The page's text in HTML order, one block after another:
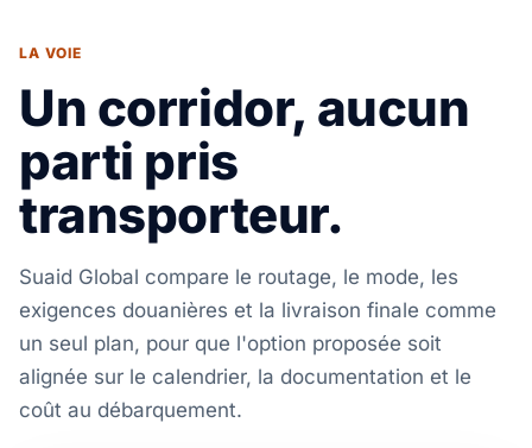
LA VOIE
Un corridor, aucun
parti pris
transporteur.
Suaid Global compare le routage, le mode, les
exigences douanières et la livraison finale comme
un seul plan, pour que l'option proposée soit
alignée sur le calendrier, la documentation et le
coût au débarquement.